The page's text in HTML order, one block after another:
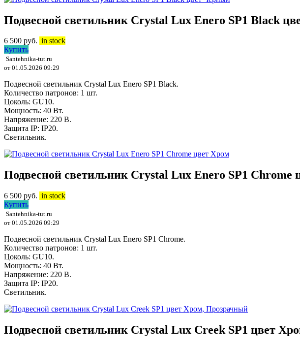
Подвесной светильник Crystal Lux Enero SP1 Black
6 500 руб. in stock
Купить
Santehnika-tut.ru
от 01.05.2026 09:29
Подвесной светильник Crystal Lux Enero SP1 Black.
Количество патронов: 1 шт.
Цоколь: GU10.
Мощность: 40 Вт.
Напряжение: 220 В.
Защита IP: IP20.
Светильник.
Подвесной светильник Crystal Lux Enero SP1 Chrome
6 500 руб. in stock
Купить
Santehnika-tut.ru
от 01.05.2026 09:29
Подвесной светильник Crystal Lux Enero SP1 Chrome.
Количество патронов: 1 шт.
Цоколь: GU10.
Мощность: 40 Вт.
Напряжение: 220 В.
Защита IP: IP20.
Светильник.
Подвесной светильник Crystal Lux Creek SP1 цвет